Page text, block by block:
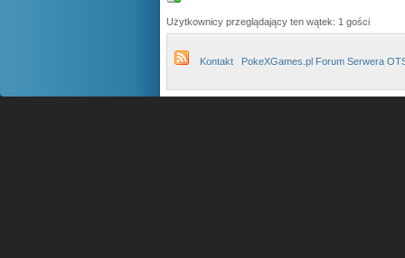
Użytkownicy przeglądający ten wątek: 1 gości
Kontakt PokeXGames.pl Forum Serwera